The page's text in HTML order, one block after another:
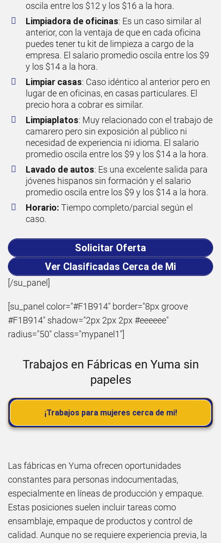
oscila entre los $12 y los $16 a la hora.
Limpiadora de oficinas: Es un caso similar al
anterior, con la ventaja de que en cada oficina
puedes tener tu kit de limpieza a cargo de la
empresa. El salario promedio oscila entre los $9
y los $14 a la hora.
Limpiar casas: Caso idéntico al anterior pero en
lugar de en oficinas, en casas particulares. El
precio hora a cobrar es similar.
Limpiaplatos: Muy relacionado con el trabajo de
camarero pero sin exposición al público ni
necesidad de experiencia ni idioma. El salario
promedio oscila entre los $9 y los $14 a la hora.
Lavado de autos: Es una excelente salida para
jóvenes hispanos sin formación y el salario
promedio oscila entre los $9 y los $14 a la hora.
Horario: Tiempo completo/parcial según el
caso.
Solicitar Oferta
Ver Clasificadas Cerca de Mi
[/su_panel]
[su_panel color="#F1B914" border="8px groove
#F1B914" shadow="2px 2px 2px #eeeeee"
radius="50" class="mypanel1"]
Trabajos en Fábricas en Yuma sin
papeles
¡Trabajos para mujeres cerca de mi!
Las fábricas en Yuma ofrecen oportunidades
constantes para personas indocumentadas,
especialmente en líneas de producción y empaque.
Estas posiciones suelen incluir tareas como
ensamblaje, empaque de productos y control de
calidad. Aunque no se requiere experiencia previa, la